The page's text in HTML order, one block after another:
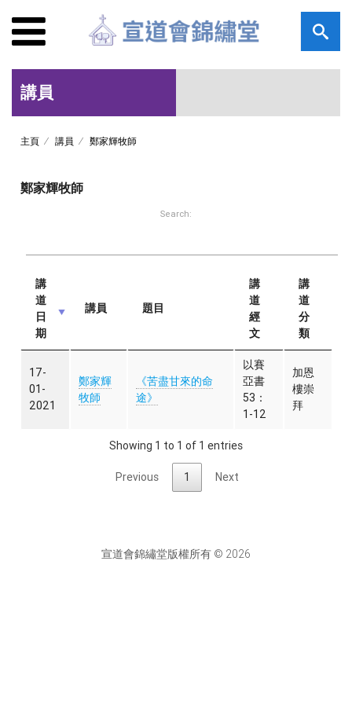
講員
主頁 講員 鄭家輝牧師
鄭家輝牧師
Search:
講
道
日
期
講員 題目
講
道
經
文
講
道
分
類
17-
01-
2021
鄭家輝
牧師
《苦盡甘來的命
途》
以賽
亞書
53：
1-12
加恩
樓崇
拜
Showing 1 to 1 of 1 entries
Previous 1 Next
宣道會錦繡堂版權所有 © 2026